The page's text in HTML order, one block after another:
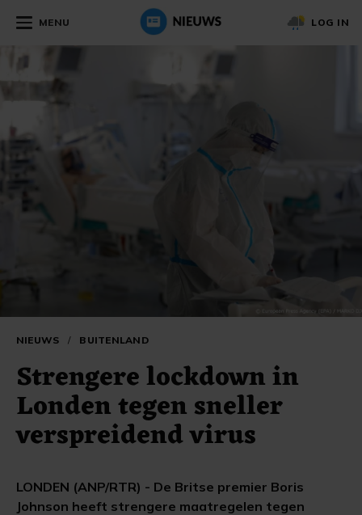
MENU LOG IN
NIEUWS / BUITENLAND
Strengere lockdown in
Londen tegen sneller
verspreidend virus
LONDEN (ANP/RTR) - De Britse premier Boris
Johnson heeft strengere maatregelen tegen